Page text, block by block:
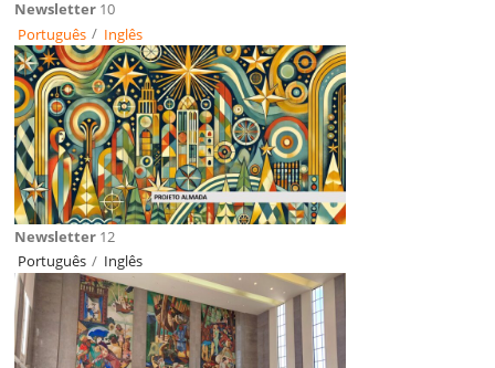
Newsletter 10
Português / Inglês
Newsletter 12
Português / Inglês